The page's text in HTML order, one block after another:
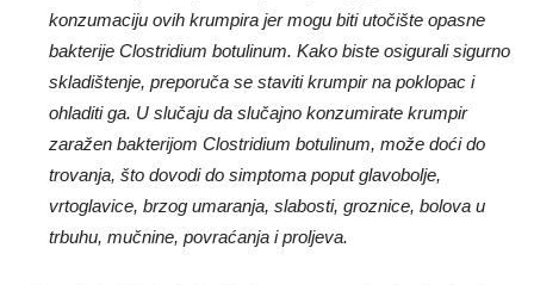
konzumaciju ovih krumpira jer mogu biti utočište opasne
bakterije Clostridium botulinum. Kako biste osigurali sigurno
skladištenje, preporuča se staviti krumpir na poklopac i
ohladiti ga. U slučaju da slučajno konzumirate krumpir
zaražen bakterijom Clostridium botulinum, može doći do
trovanja, što dovodi do simptoma poput glavobolje,
vrtoglavice, brzog umaranja, slabosti, groznice, bolova u
trbuhu, mučnine, povraćanja i proljeva.